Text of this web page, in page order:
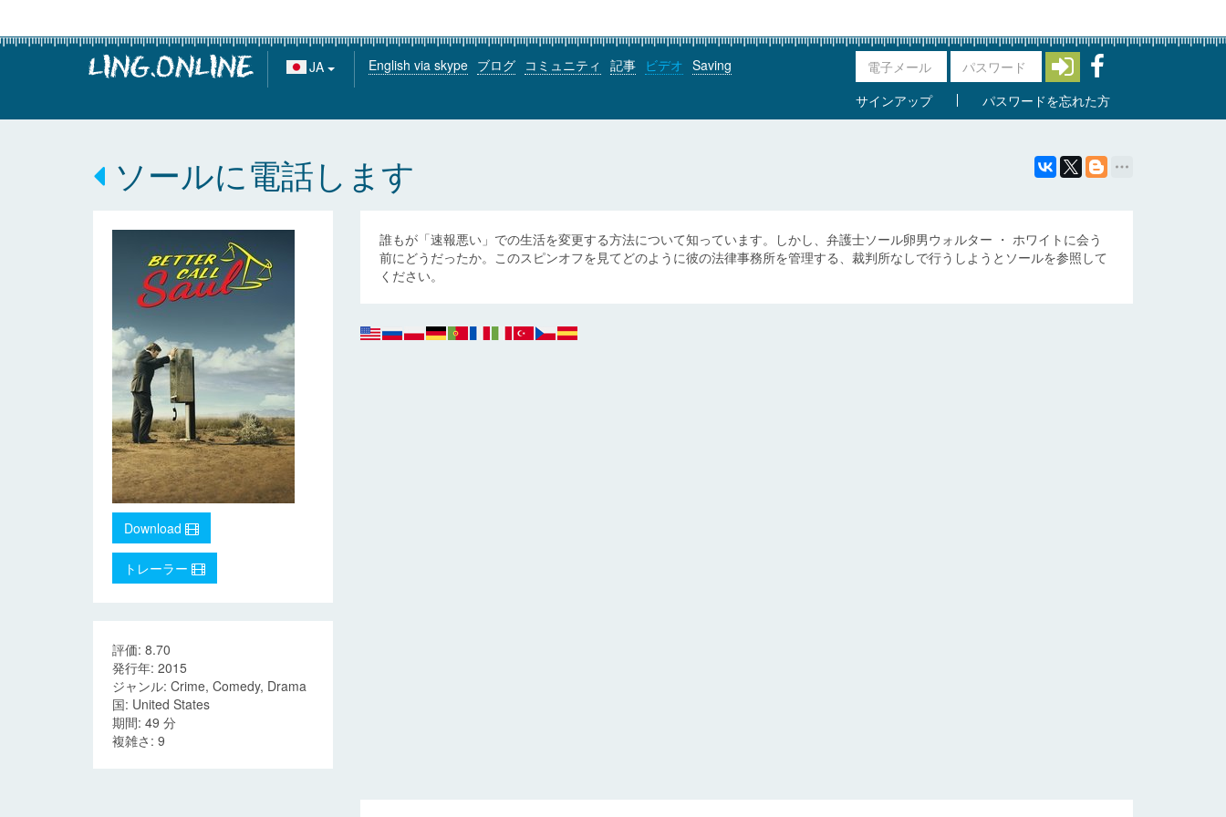
JA English via skype ブログ コミュニティ 記事 ビデオ Saving
サインアップ
パスワードを忘れた方
ソールに電話します
Download
トレーラー
評価: 8.70
発行年: 2015
ジャンル: Crime, Comedy, Drama
国: United States
期間: 49 分
複雑さ: 9
誰もが「速報悪い」での生活を変更する方法について知っています。しかし、弁護士ソール卵男ウォルター ・ ホワイトに会う
前にどうだったか。このスピンオフを見てどのように彼の法律事務所を管理する、裁判所なしで行うしようとソールを参照して
ください。